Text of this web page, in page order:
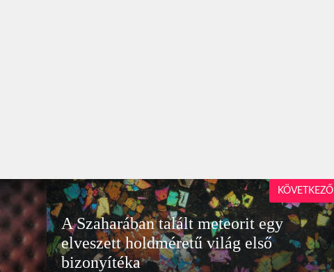
A Szaharában talált meteorit egy
elveszett holdméretű világ első
bizonyítéka
KÖVETKEZŐ